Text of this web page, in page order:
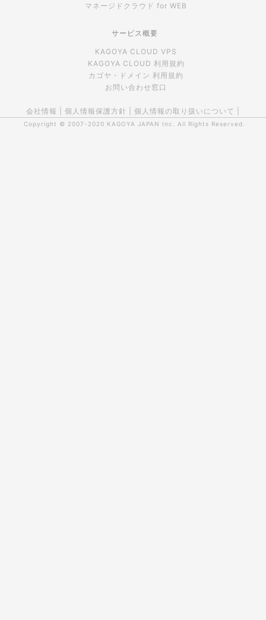
マネージドクラウド for WEB
サービス概要
KAGOYA CLOUD VPS
KAGOYA CLOUD 利用規約
カゴヤ・ドメイン 利用規約
お問い合わせ窓口
会社情報 個人情報保護方針 個人情報の取り扱いについて
Copyright © 2007-2020 KAGOYA JAPAN Inc. All Rights Reserved.